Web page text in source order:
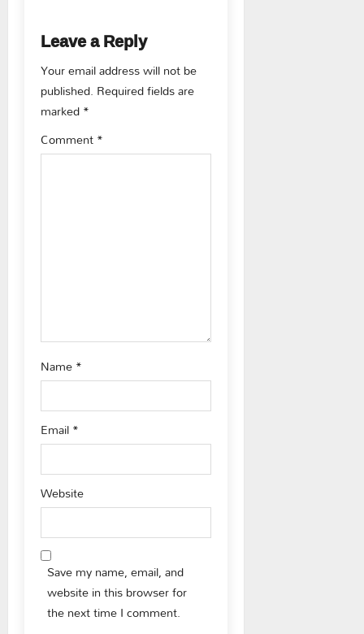
n
a
v
i
g
n
Leave a Reply
Your email address will not be
published. Required fields are
marked*
Comment*
Name*
Email*
Website
Save my name, email, and
website in this browser for
the next time I comment.